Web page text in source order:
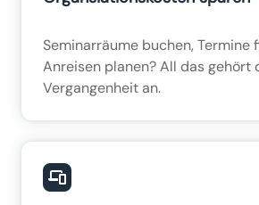
Seminarräume buchen, Termine
Anreisen planen? All das gehört
Vergangenheit an.